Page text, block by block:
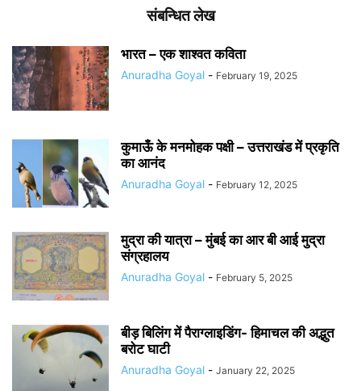
संबन्धित लेख
भारत – एक शाश्वत कविता
Anuradha Goyal - February 19, 2025
कुमाऊँ के मनमोहक पक्षी – उत्तराखंड में प्रकृति
का आनंद
Anuradha Goyal - February 12, 2025
मुद्रा की यात्रा – मुंबई का आर बी आई मुद्रा
संग्रहालय
Anuradha Goyal - February 5, 2025
बीड़ बिलिंग में पैराग्लाइडिंग- हिमाचल की अद्भुत
बरोट घाटी
Anuradha Goyal - January 22, 2025